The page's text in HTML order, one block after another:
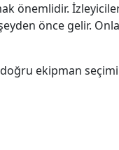
önemlidir.
önce gelir.
ekipman